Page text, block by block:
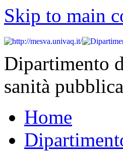
Skip to main
Dipartimento
sanità
Home